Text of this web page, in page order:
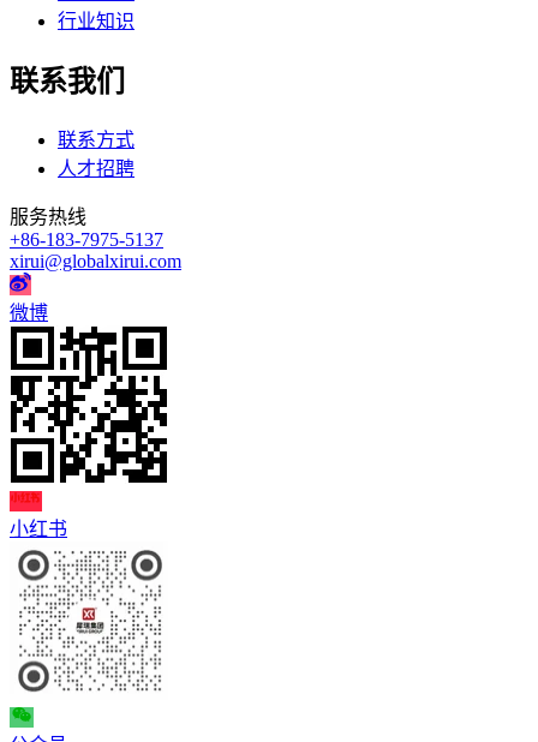
行业知识
联系我们
联系方式
人才招聘
服务热线
+86-183-7975-5137
xirui@globalxirui.com
微博
小红书